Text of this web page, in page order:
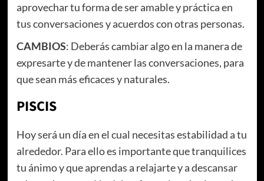
aprovechar tu forma de ser amable y práctica en
tus conversaciones y acuerdos con otras personas.
CAMBIOS: Deberás cambiar algo en la manera de
expresarte y de mantener las conversaciones, para
que sean más eficaces y naturales.
PISCIS
Hoy será un día en el cual necesitas estabilidad a tu
alrededor. Para ello es importante que tranquilices
tu ánimo y que aprendas a relajarte y a descansar